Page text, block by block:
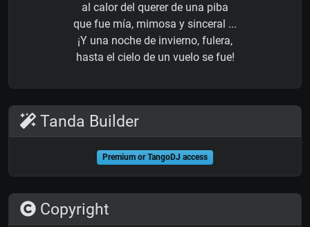
al calor del querer de una piba
que fue mía, mimosa y sinceral ...
¡Y una noche de invierno, fulera,
hasta el cielo de un vuelo se fue!
Tanda Builder
Premium or TangoDJ access
Copyright